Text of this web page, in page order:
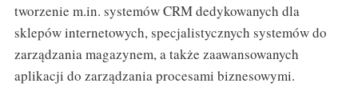
tworzenie m.in. systemów CRM dedykowanych dla
sklepów internetowych, specjalistycznych systemów do
zarządzania magazynem, a także zaawansowanych
aplikacji do zarządzania procesami biznesowymi.